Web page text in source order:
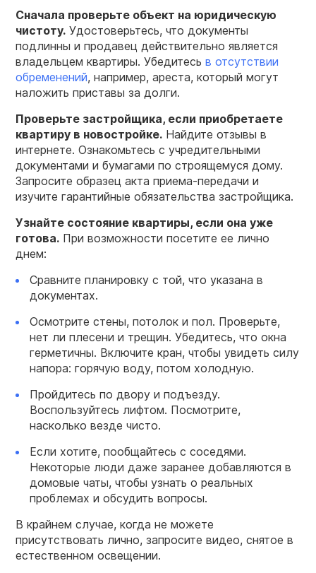
Сначала проверьте объект на юридическую
чистоту. Удостоверьтесь, что документы
подлинны и продавец действительно является
владельцем квартиры. Убедитесь в отсутствии
обременений, например, ареста, который могут
наложить приставы за долги.
Проверьте застройщика, если приобретаете
квартиру в новостройке. Найдите отзывы в
интернете. Ознакомьтесь с учредительными
документами и бумагами по строящемуся дому.
Запросите образец акта приема-передачи и
изучите гарантийные обязательства застройщика.
Узнайте состояние квартиры, если она уже
готова. При возможности посетите ее лично
днем:
Сравните планировку с той, что указана в
документах.
Осмотрите стены, потолок и пол. Проверьте,
нет ли плесени и трещин. Убедитесь, что окна
герметичны. Включите кран, чтобы увидеть силу
напора: горячую воду, потом холодную.
Пройдитесь по двору и подъезду.
Воспользуйтесь лифтом. Посмотрите,
насколько везде чисто.
Если хотите, пообщайтесь с соседями.
Некоторые люди даже заранее добавляются в
домовые чаты, чтобы узнать о реальных
проблемах и обсудить вопросы.
В крайнем случае, когда не можете
присутствовать лично, запросите видео, снятое в
естественном освещении.